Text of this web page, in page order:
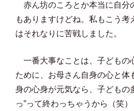
赤ん坊のころとか本当に自分
もありますけどね。私もこう考
はそれなりに苦戦しました。
一番大事なことは、子どもの
ために、お母さん自身の心と体
身の心身が元気なら、子どもの
っ”って終わっちゃうから（笑）